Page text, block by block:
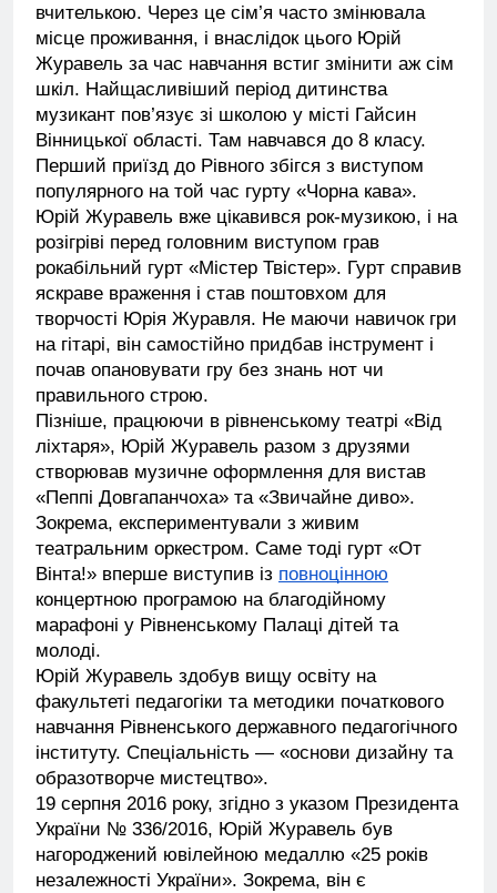
вчителькою. Через це сім’я часто змінювала
місце проживання, і внаслідок цього Юрій
Журавель за час навчання встиг змінити аж сім
шкіл. Найщасливіший період дитинства
музикант пов’язує зі школою у місті Гайсин
Вінницької області. Там навчався до 8 класу.
Перший приїзд до Рівного збігся з виступом
популярного на той час гурту «Чорна кава».
Юрій Журавель вже цікавився рок-музикою, і на
розігріві перед головним виступом грав
рокабільний гурт «Містер Твістер». Гурт справив
яскраве враження і став поштовхом для
творчості Юрія Журавля. Не маючи навичок гри
на гітарі, він самостійно придбав інструмент і
почав опановувати гру без знань нот чи
правильного строю.
Пізніше, працюючи в рівненському театрі «Від
ліхтаря», Юрій Журавель разом з друзями
створював музичне оформлення для вистав
«Пеппі Довгапанчоха» та «Звичайне диво».
Зокрема, експериментували з живим
театральним оркестром. Саме тоді гурт «От
Вінта!» вперше виступив із повноцінною
концертною програмою на благодійному
марафоні у Рівненському Палаці дітей та
молоді.
Юрій Журавель здобув вищу освіту на
факультеті педагогіки та методики початкового
навчання Рівненського державного педагогічного
інституту. Спеціальність — «основи дизайну та
образотворче мистецтво».
19 серпня 2016 року, згідно з указом Президента
України № 336/2016, Юрій Журавель був
нагороджений ювілейною медаллю «25 років
незалежності України». Зокрема, він є